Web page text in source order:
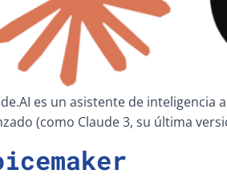
es un asistente de
(como Claude 3, su última